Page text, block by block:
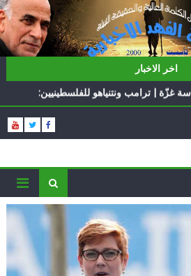
اخر الاخبار
الدول العربية لوقف التطبيع
غزّة | ترامب ونتنياهو للفلسطينيين:
| إيران تحت العقوبات: جاهزون
الدول العربية لوقف التطبيع